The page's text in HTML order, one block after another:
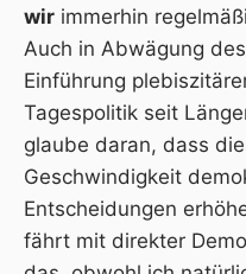
wir immerhin
Auch in Abwägung
Einführung
Tagespolitik seit
glaube daran, dass
Geschwindigkeit
Entscheidungen
fährt mit direkter